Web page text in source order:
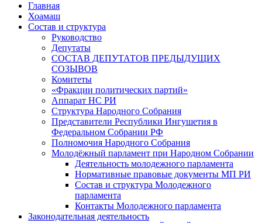
Главная
Хоамаш
Состав и структура
Руководство
Депутаты
СОСТАВ ДЕПУТАТОВ ПРЕДЫДУЩИХ
СОЗЫВОВ
Комитеты
«Фракции политических партий»
Аппарат НС РИ
Структура Народного Собрания
Представители Республики Ингушетия в
Федеральном Собрании РФ
Полномочия Народного Собрания
Молодёжный парламент при Народном Собрании
Деятельность молодежного парламента
Нормативные правовые документы МП РИ
Состав и структура Молодежного
парламента
Контакты Молодежного парламента
Законодательная деятельность